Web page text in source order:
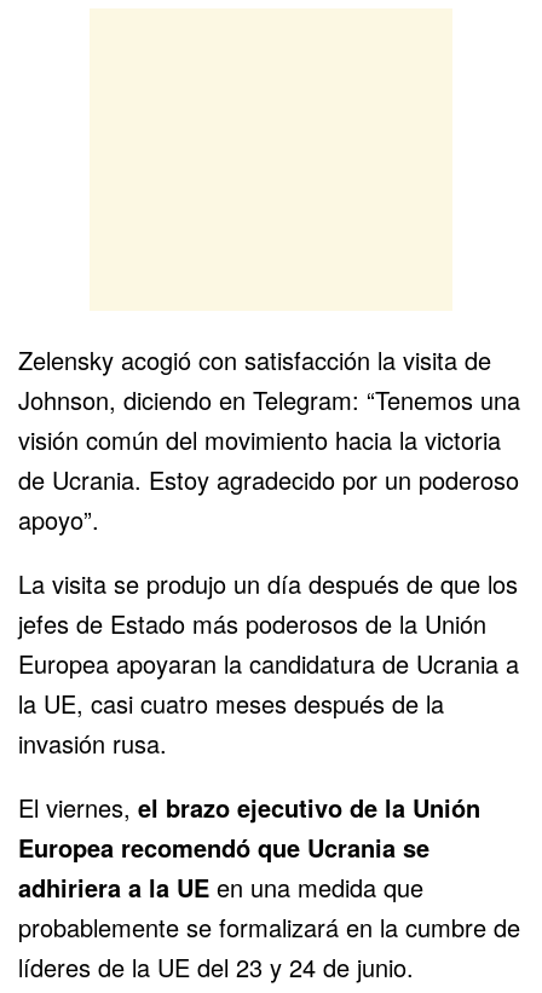
Zelensky acogió con satisfacción la visita de
Johnson, diciendo en Telegram: “Tenemos una
visión común del movimiento hacia la victoria
de Ucrania. Estoy agradecido por un poderoso
apoyo”.
La visita se produjo un día después de que los
jefes de Estado más poderosos de la Unión
Europea apoyaran la candidatura de Ucrania a
la UE, casi cuatro meses después de la
invasión rusa.
El viernes, el brazo ejecutivo de la Unión
Europea recomendó que Ucrania se
adhiriera a la UE en una medida que
probablemente se formalizará en la cumbre de
líderes de la UE del 23 y 24 de junio.